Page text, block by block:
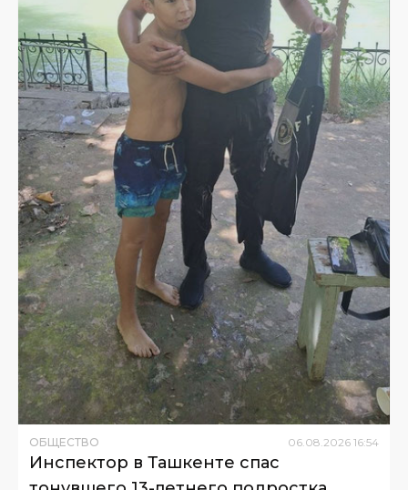
ОБЩЕСТВО 06.08.2026 16:54
Инспектор в Ташкенте спас